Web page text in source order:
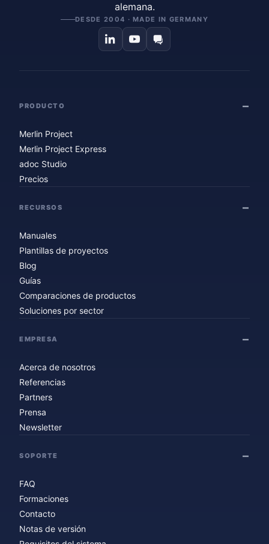
alemana.
DESDE 2004 · MADE IN GERMANY
PRODUCTO
Merlin Project
Merlin Project Express
adoc Studio
Precios
RECURSOS
Manuales
Plantillas de proyectos
Blog
Guías
Comparaciones de productos
Soluciones por sector
EMPRESA
Acerca de nosotros
Referencias
Partners
Prensa
Newsletter
SOPORTE
FAQ
Formaciones
Contacto
Notas de versión